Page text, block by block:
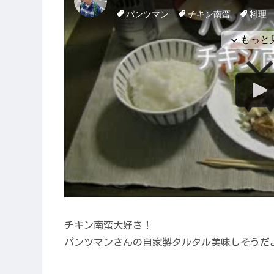
チキン南蛮大好き！
パンツマンさんの自家製タルタル美味しそうだ